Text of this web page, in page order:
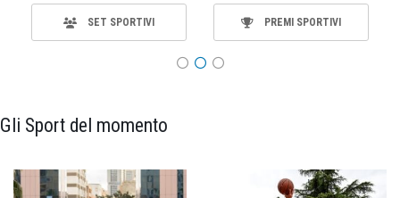
SET SPORTIVI PREMI SPORTIVI
Gli Sport del momento